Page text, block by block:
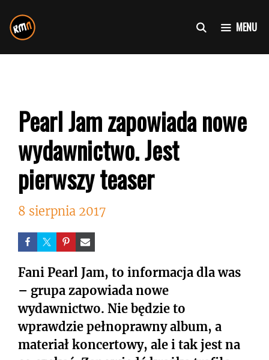
do
treści
MENU
Pearl Jam zapowiada nowe
wydawnictwo. Jest
pierwszy teaser
8 sierpnia 2017
Fani Pearl Jam, to informacja dla was
– grupa zapowiada nowe
wydawnictwo. Nie będzie to
wprawdzie pełnoprawny album, a
materiał koncertowy, ale i tak jest na